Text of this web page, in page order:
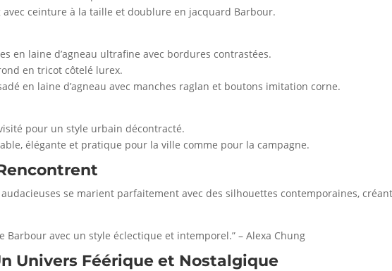
avec ceinture à la taille et doublure en jacquard Barbour.
en laine d’agneau ultrafine avec bordures contrastées.
en tricot côtelé lurex.
en laine d’agneau avec manches raglan et boutons imitation corne.
pour un style urbain décontracté.
élégante et pratique pour la ville comme pour la campagne.
se marient parfaitement avec des silhouettes contemporaines,
avec un style éclectique et intemporel.” – Alexa Chung
Univers Féérique et Nostalgique